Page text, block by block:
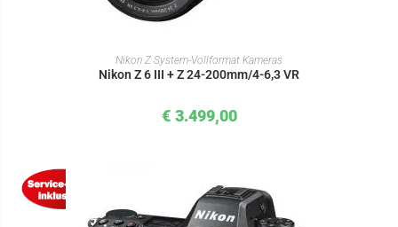
IN DEN WARENKORB
Nikon Z System-Vollformat Kameras
Nikon Z 6 III + Z 24-200mm/4-6,3 VR
€ 3.499,00